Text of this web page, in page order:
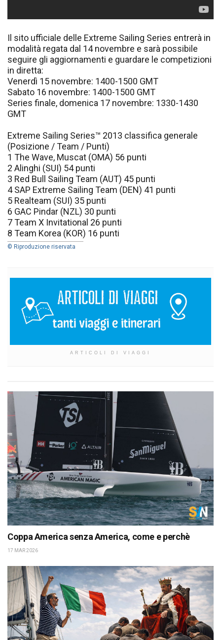
Il sito ufficiale delle Extreme Sailing Series entrerà in
modalità regata dal 14 novembre e sarà possibile
seguire gli aggiornamenti e guardare le competizioni
in diretta:
Venerdì 15 novembre: 1400-1500 GMT
Sabato 16 novembre: 1400-1500 GMT
Series finale, domenica 17 novembre: 1330-1430
GMT
Extreme Sailing Series™ 2013 classifica generale
(Posizione / Team / Punti)
1 The Wave, Muscat (OMA) 56 punti
2 Alinghi (SUI) 54 punti
3 Red Bull Sailing Team (AUT) 45 punti
4 SAP Extreme Sailing Team (DEN) 41 punti
5 Realteam (SUI) 35 punti
6 GAC Pindar (NZL) 30 punti
7 Team X Invitational 26 punti
8 Team Korea (KOR) 16 punti
© Riproduzione riservata
ARTICOLI DI VIAGGI
Coppa America senza America, come e perchè
17 MAR 2026